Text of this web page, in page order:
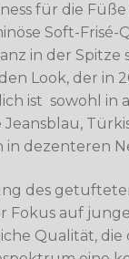
für die
Soft-Frisé-
in der
Look, der in
ist  sowohl in
in dezenteren
des
Fokus auf
Qualität,